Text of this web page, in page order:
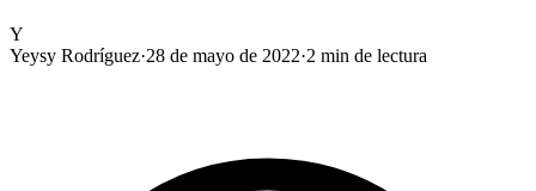
Y
Yeysy Rodríguez·28 de mayo de 2022·2 min de lectura